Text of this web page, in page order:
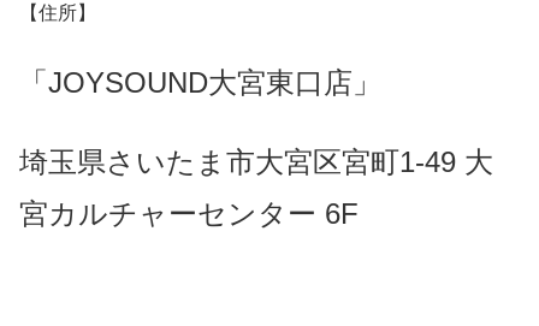
【住所】
「JOYSOUND大宮東口店」
埼玉県さいたま市大宮区宮町1-49 大
宮カルチャーセンター 6F